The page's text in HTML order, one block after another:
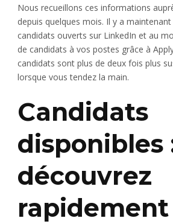
Nous recueillons ces informations
depuis quelques mois. Il y a maintenant
candidats ouverts sur LinkedIn et au
de candidats à vos postes grâce à
candidats sont plus de deux fois plus
lorsque vous tendez la main.
Candidats
disponibles
découvrez
rapidement